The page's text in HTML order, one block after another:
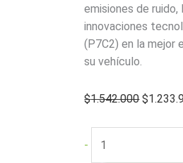
emisiones de ruido,
innovaciones
(P7C2) en la mejor
su vehículo.
$1.542.000El
$
-
225/45R18